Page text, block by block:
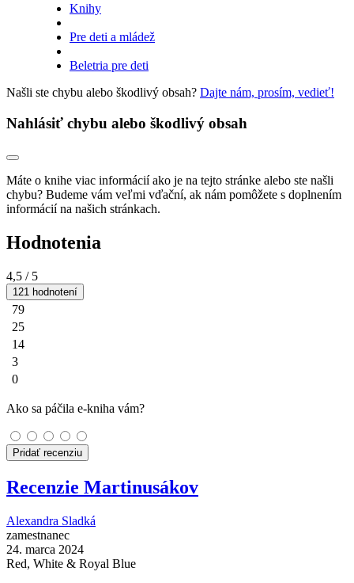
Knihy
Pre deti a mládež
Beletria pre deti
Našli ste chybu alebo škodlivý obsah? Dajte nám, prosím, vedieť!
Nahlásiť chybu alebo škodlivý obsah
Máte o knihe viac informácií ako je na tejto stránke alebo ste našli
chybu? Budeme vám veľmi vďační, ak nám pomôžete s doplnením
informácií na našich stránkach.
Hodnotenia
4,5 / 5
121 hodnotení
79
25
14
3
0
Ako sa páčila e-kniha vám?
Pridať recenziu
Recenzie Martinusákov
Alexandra Sladká
zamestnanec
24. marca 2024
Red, White & Royal Blue